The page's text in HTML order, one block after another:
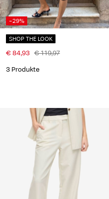
-29%
SHOP THE LOOK
€ 84,93 € 119,97
3 Produkte